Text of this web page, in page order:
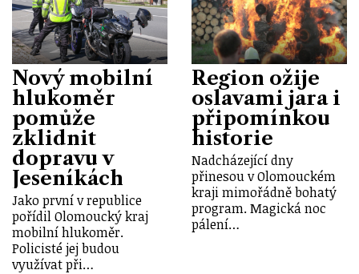
Nový mobilní
hlukoměr
pomůže
zklidnit
dopravu v
Jeseníkách
Jako první v republice
pořídil Olomoucký kraj
mobilní hlukoměr.
Policisté jej budou
využívat při…
Region ožije
oslavami jara i
připomínkou
historie
Nadcházející dny
přinesou v Olomouckém
kraji mimořádně bohatý
program. Magická noc
pálení…